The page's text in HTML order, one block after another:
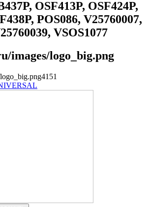
OSF413P, OSF424P,
POS086, V25760007,
VSOS1077
images/logo_big.png
41 51